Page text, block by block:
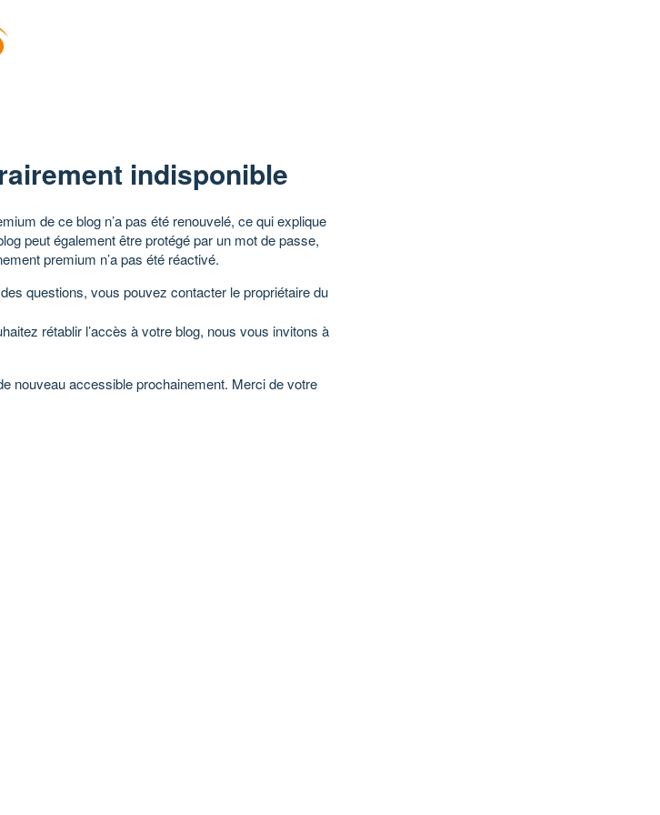
indisponible
de ce blog n’a pas été renouvelé, ce qui explique
peut également être protégé par un mot de passe,
premium n’a pas été réactivé.
questions, vous pouvez contacter le propriétaire du
rétablir l’accès à votre blog, nous vous invitons à
nouveau accessible prochainement. Merci de votre